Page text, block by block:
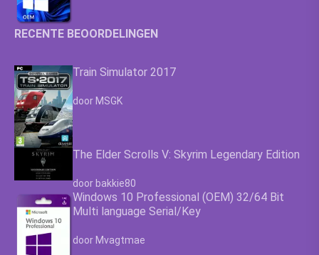
RECENTE BEOORDELINGEN
Train Simulator 2017
Waardering
door MSGK
The Elder Scrolls V: Skyrim Legendary Edition
Waardering4.63
door bakkie80
Windows 10 Professional (OEM) 32/64 Bit
Multi language Serial/Key
Waardering4.63
door Mvagtmae